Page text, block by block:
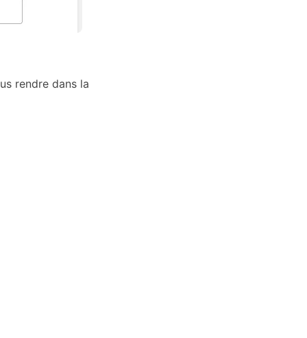
rendre dans la